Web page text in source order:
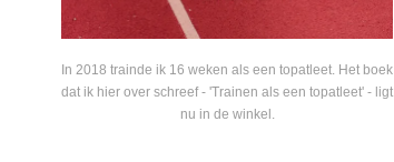
In 2018 trainde ik 16 weken als een topatleet. Het boek
dat ik hier over schreef - 'Trainen als een topatleet' - ligt
nu in de winkel.